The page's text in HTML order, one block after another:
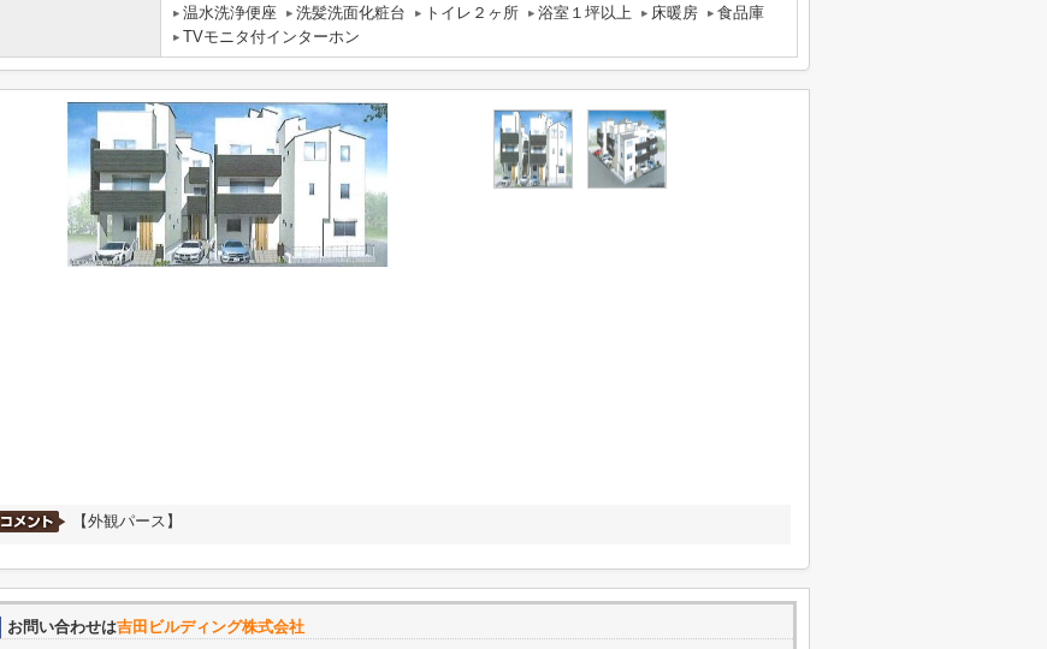
温水洗浄便座
洗髪洗面化粧台 トイレ２ヶ所 浴室１坪以上 床暖房
食品庫
TVモニタ付インターホン
【外観パース】
お問い合わせは吉田ビルディング株式会社